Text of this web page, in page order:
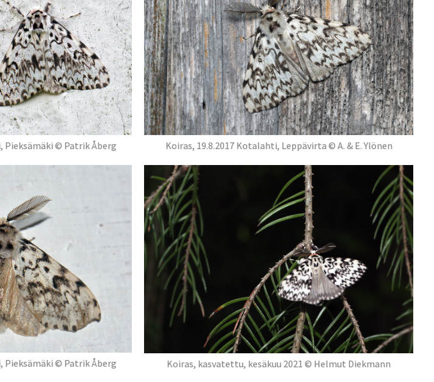
Pieksämäki © Patrik Åberg Koiras, 19.8.2017 Kotalahti, Leppävirta © A. & E. Ylönen
Pieksämäki © Patrik Åberg Koiras, kasvatettu, kesäkuu 2021 © Helmut Diekmann